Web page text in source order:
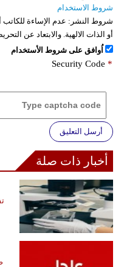
شروط الاستخدام
شروط النشر: عدم الإساءة
أو الذات الالهية. والابتعاد عن
اُوافق على شروط الأستخدام
Security Code *
أرسل التعليق
أخبار ذات صلة